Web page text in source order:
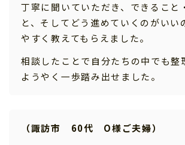
丁寧に聞いていただき、できること
と、そしてどう進めていくのがいい
やすく教えてもらえました。
相談したことで自分たちの中でも整
ようやく一歩踏み出せました。
（諏訪市 60代 O様ご夫婦）